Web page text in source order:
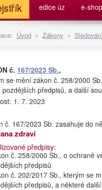
edice úz e-shop
Úvod » Zákony »
č. 167/2023 Sb.,
se mění zákon č. 258/2000
pozdějších předpisů, a další
1. 7. 2023
č. 167/2023 Sb. zasahuje do
zdraví
předpisy:
č. 258/2000 Sb., o ochraně
předpisů
č. 202/2017 Sb., kterým se
předpisů, a některé